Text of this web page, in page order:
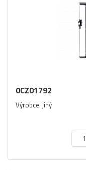
0CZ01792
Výrobce: jiný